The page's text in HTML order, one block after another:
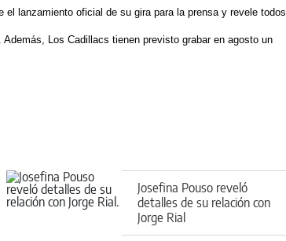
el lanzamiento oficial de su gira para la prensa y revele todos
Los Cadillacs tienen previsto grabar en agosto un
Josefina Pouso reveló
detalles de su relación con
Jorge Rial